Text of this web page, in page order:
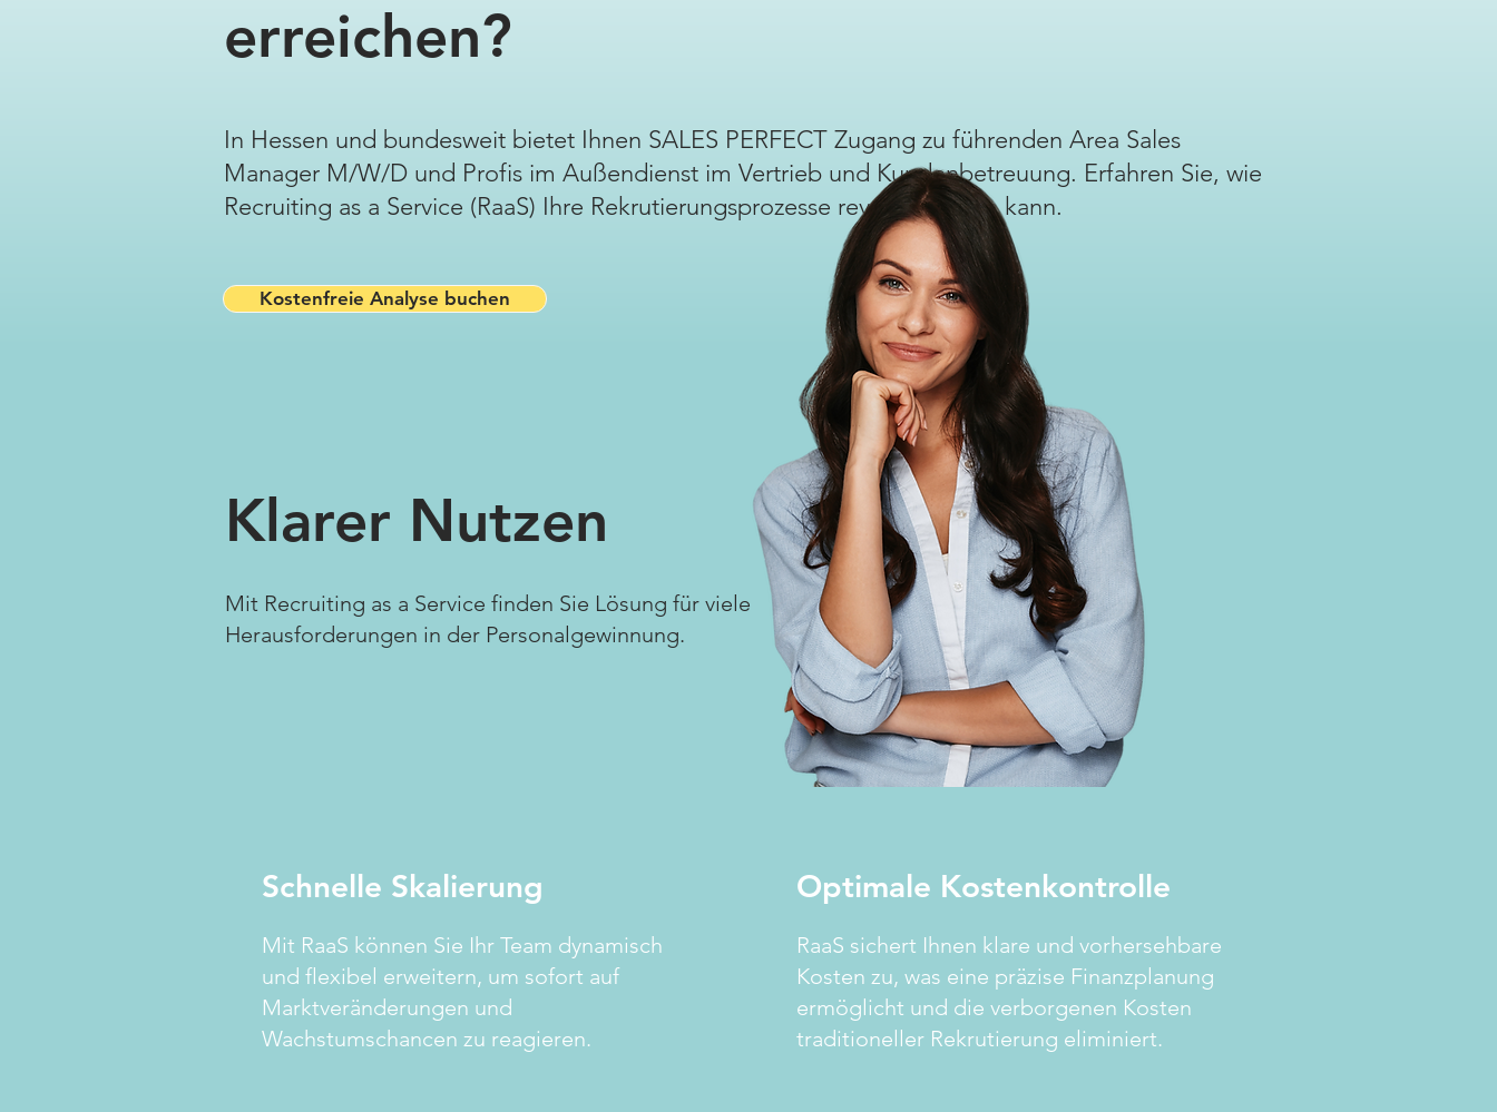
erreichen?
In Hessen und bundesweit bietet Ihnen SALES PERFECT Zugang zu führenden Area Sales
Manager M/W/D und Profis im Außendienst im Vertrieb und Kundenbetreuung. Erfahren Sie, wie
Recruiting as a Service (RaaS) Ihre Rekrutierungsprozesse revolutionieren kann.
Kostenfreie Analyse buchen
Klarer Nutzen
Mit Recruiting as a Service finden Sie Lösung für viele
Herausforderungen in der Personalgewinnung.
Schnelle Skalierung
Mit RaaS können Sie Ihr Team dynamisch
und flexibel erweitern, um sofort auf
Marktveränderungen und
Wachstumschancen zu reagieren.
Optimale Kostenkontrolle
RaaS sichert Ihnen klare und vorhersehbare
Kosten zu, was eine präzise Finanzplanung
ermöglicht und die verborgenen Kosten
traditioneller Rekrutierung eliminiert.